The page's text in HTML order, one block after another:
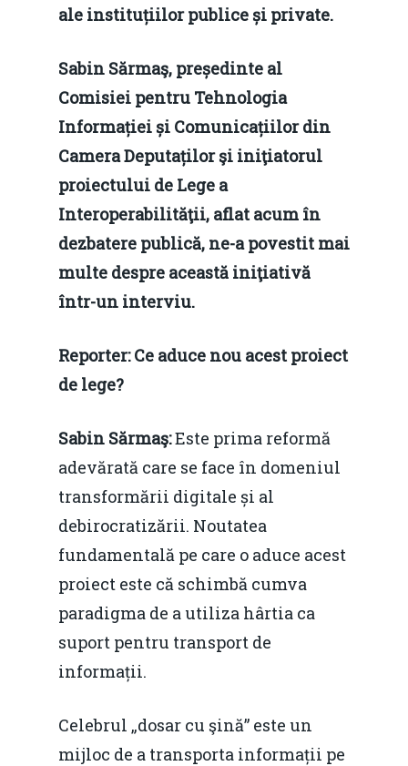
ale instituțiilor publice și private.
Sabin Sărmaş, președinte al
Comisiei pentru Tehnologia
Informației și Comunicațiilor din
Camera Deputaților şi iniţiatorul
proiectului de Lege a
Interoperabilităţii, aflat acum în
dezbatere publică, ne-a povestit mai
multe despre această iniţiativă
într-un interviu.
Reporter: Ce aduce nou acest proiect
de lege?
Sabin Sărmaş:Este prima reformă
adevărată care se face în domeniul
transformării digitale și al
debirocratizării. Noutatea
fundamentală pe care o aduce acest
proiect este că schimbă cumva
paradigma de a utiliza hârtia ca
suport pentru transport de
informații.
Celebrul „dosar cu şină” este un
mijloc de a transporta informații pe